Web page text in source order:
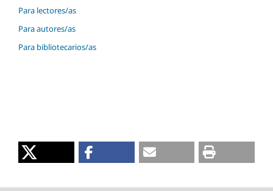
Para lectores/as
Para autores/as
Para bibliotecarios/as